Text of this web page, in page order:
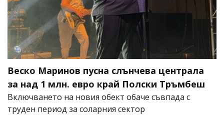
Веско Маринов пусна слънчева централа
за над 1 млн. евро край Полски Тръмбеш
Включването на новия обект обаче съвпада с
труден период за соларния сектор